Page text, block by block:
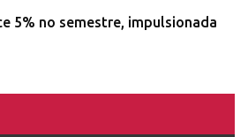
5% no semestre, impulsionada